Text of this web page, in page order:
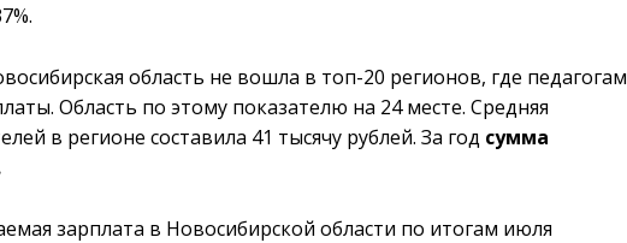
область не вошла в топ-20 регионов, где педагогам
Область по этому показателю на 24 месте. Средняя
в регионе составила 41 тысячу рублей. За год сумма
зарплата в Новосибирской области по итогам июля